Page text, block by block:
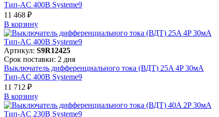
Тип-AC 400В Systeme9
11 468 ₽
В корзинy
Артикул: S9R12425
Срок поставки: 2 дня
Выключатель дифференциального тока (ВДТ) 25A 4P 30мА
Тип-AC 400В Systeme9
11 712 ₽
В корзинy